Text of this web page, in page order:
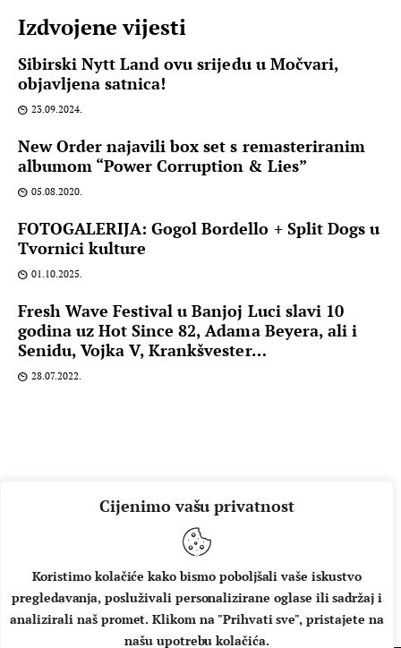
Cijenimo vašu privatnost
Koristimo kolačiće kako bismo poboljšali vaše iskustvo
pregledavanja, posluživali personalizirane oglase ili sadržaj i
analizirali naš promet. Klikom na "Prihvati sve", pristajete na
našu upotrebu kolačića.
Izdvojene vijesti
Sibirski Nytt Land ovu srijedu u Močvari,
objavljena satnica!
23.09.2024.
New Order najavili box set s remasteriranim
albumom “Power Corruption & Lies”
05.08.2020.
FOTOGALERIJA: Gogol Bordello + Split Dogs u
Tvornici kulture
01.10.2025.
Fresh Wave Festival u Banjoj Luci slavi 10
godina uz Hot Since 82, Adama Beyera, ali i
Senidu, Vojka V, Krankšvester…
28.07.2022.
O NAMA IMPRESSUM UVJETI KORIŠTENJA